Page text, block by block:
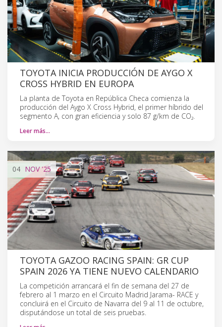
TOYOTA INICIA PRODUCCIÓN DE AYGO X
CROSS HYBRID EN EUROPA
La planta de Toyota en República Checa comienza la
producción del Aygo X Cross Hybrid, el primer híbrido del
segmento A, con gran eficiencia y solo 87 g/km de CO₂.
Leer más…
04 NOV'25
TOYOTA GAZOO RACING SPAIN: GR CUP
SPAIN 2026 YA TIENE NUEVO CALENDARIO
La competición arrancará el fin de semana del 27 de
febrero al 1 marzo en el Circuito Madrid Jarama- RACE y
concluirá en el Circuito de Navarra del 9 al 11 de octubre,
disputándose un total de seis pruebas.